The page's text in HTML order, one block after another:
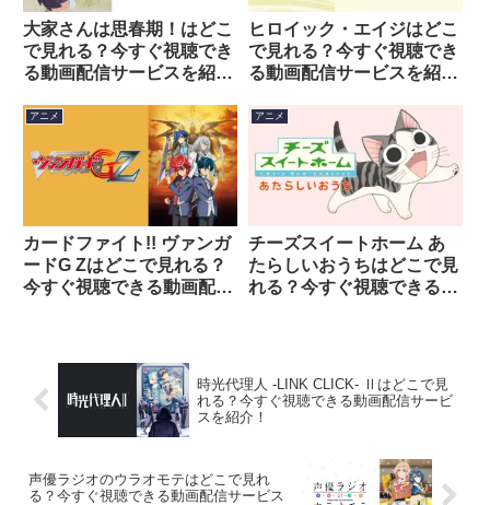
大家さんは思春期！はどこ
で見れる？今すぐ視聴でき
る動画配信サービスを紹
ヒロイック・エイジはどこ
で見れる？今すぐ視聴でき
る動画配信サービスを紹
アニメ
カードファイト!! ヴァンガ
ードG Zはどこで見れる？
今すぐ視聴できる動画配信
アニメ
チーズスイートホーム あ
たらしいおうちはどこで見
れる？今すぐ視聴できる動
時光代理人 -LINK CLICK- Ⅱはどこで見
れる？今すぐ視聴できる動画配信サービ
スを紹介！
声優ラジオのウラオモテはどこで見れ
る？今すぐ視聴できる動画配信サービス